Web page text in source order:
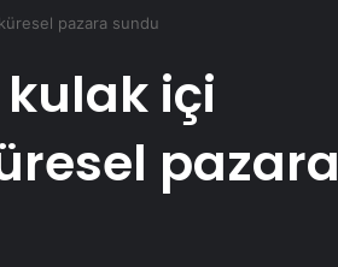
küresel pazara sundu
kulak içi
pazara